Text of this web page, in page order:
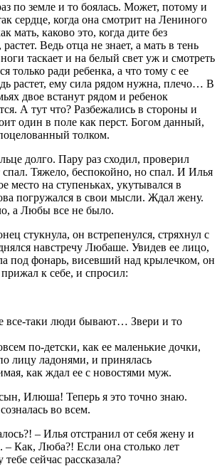
по земле и то боялась. Может, потому и
сердце, когда она смотрит на Лениного
мать, каково это, когда дите без
Ведь отца не знает, а мать в тень
таскает и на белый свет уж и смотреть
только ради ребенка, а что тому с ее
растет, ему сила рядом нужна, плечо… В
двое встанут рядом и ребенок
А тут что? Разбежались в стороны и
один в поле как перст. Богом данный,
толком.
долго. Пару раз сходил, проверил
Тяжело, беспокойно, но спал. И Илья
место на ступеньках, укутывался в
погружался в свои мысли. Ждал жену.
а Любы все не было.
стукнула, он встрепенулся, стряхнул с
навстречу Любаше. Увидев ее лицо,
под фонарь, висевший над крылечком, он
к себе, и спросил:
таки люди бывают… Звери и то
по-детски, как ее маленькие дочки,
лицу ладонями, и принялась
как ждал ее с новостями муж.
Илюша! Теперь я это точно знаю.
во всем.
– Илья отстранил от себя жену и
– Как, Люба?! Если она столько лет
сейчас рассказала?